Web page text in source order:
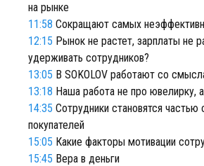
на рынке
11:58 Сокращают самых
12:15 Рынок не растет, зарплаты не
удерживать сотрудников?
13:05 В SOKOLOV работают со
13:18 Наша работа не про ювелирку,
14:35 Сотрудники становятся частью
покупателей
15:05 Какие факторы мотивации
15:45 Вера в деньги